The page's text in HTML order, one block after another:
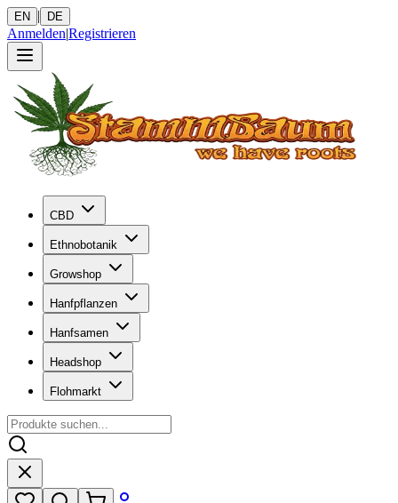
EN | DE
Anmelden|Registrieren
CBD
Ethnobotanik
Growshop
Hanfpflanzen
Hanfsamen
Headshop
Flohmarkt